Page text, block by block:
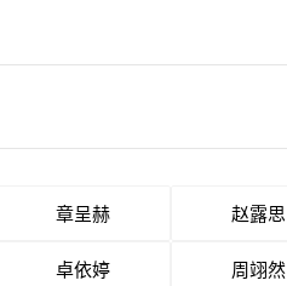
章呈赫 赵露思
卓依婷 周翊然